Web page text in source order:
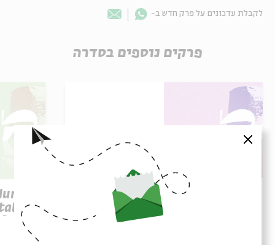
לקבלת עדכונים על פרק חדש ב- Whatsapp
Email
פרקים נוספים בסדרה
Parashat Re’eh – To See
Beyond | Rabbi Shai
סגור